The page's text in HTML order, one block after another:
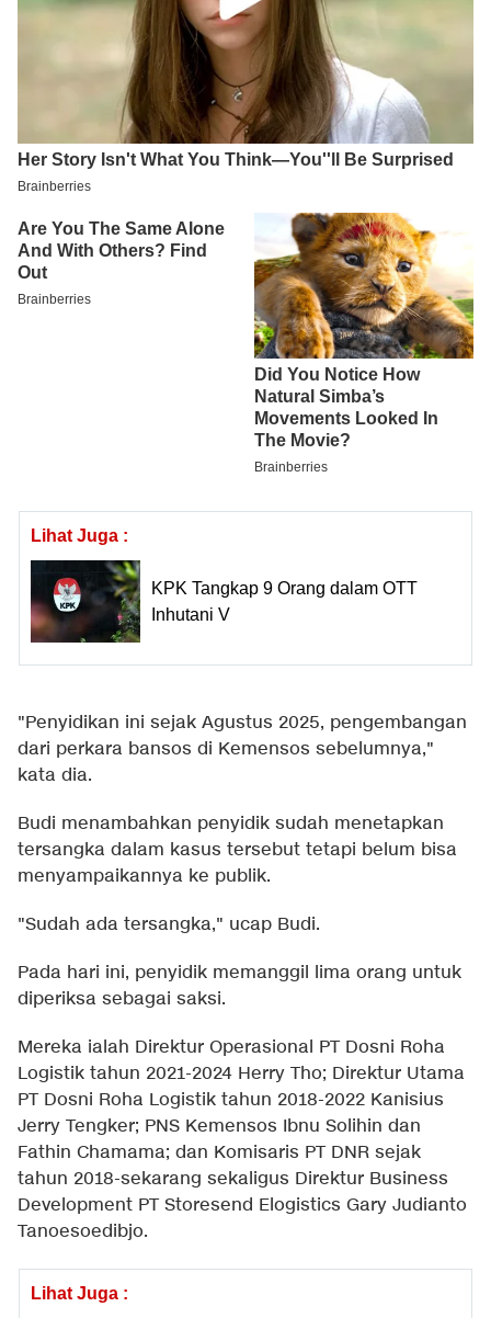
Lihat Juga :
KPK Tangkap 9 Orang dalam OTT
Inhutani V
"Penyidikan ini sejak Agustus 2025, pengembangan
dari perkara bansos di Kemensos sebelumnya,"
kata dia.
Budi menambahkan penyidik sudah menetapkan
tersangka dalam kasus tersebut tetapi belum bisa
menyampaikannya ke publik.
"Sudah ada tersangka," ucap Budi.
Pada hari ini, penyidik memanggil lima orang untuk
diperiksa sebagai saksi.
Mereka ialah Direktur Operasional PT Dosni Roha
Logistik tahun 2021-2024 Herry Tho; Direktur Utama
PT Dosni Roha Logistik tahun 2018-2022 Kanisius
Jerry Tengker; PNS Kemensos Ibnu Solihin dan
Fathin Chamama; dan Komisaris PT DNR sejak
tahun 2018-sekarang sekaligus Direktur Business
Development PT Storesend Elogistics Gary Judianto
Tanoesoedibjo.
Lihat Juga :